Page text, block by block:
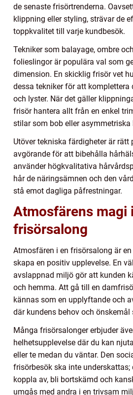
de senaste frisörtrenderna.
klippning eller styling, strävar de
toppkvalitet till varje kundbesök.
Tekniker som balayage, ombre
folieslingor är populära val som
dimension. En skicklig frisör vet
dessa tekniker för att
och lyster. När det gäller
frisör hantera allt från en enkel
stilar som bob eller asymmetriska
Utöver tekniska färdigheter är rätt
avgörande för att bibehålla
använder högkvalitativa
hår de näringsämnen och den
stå emot dagliga påfrestningar.
Atmosfärens magi
frisörsalong
Atmosfären i en frisörsalong är
skapa en positiv upplevelse. En
avslappnad miljö gör att kunden
och hemma. Att gå till en
kännas som en upplyftande och
där kundens behov och önskemål
Många frisörsalonger erbjuder
helhetsupplevelse där du kan
eller te medan du väntar. Den
frisörbesök ska inte
koppla av, bli bortskämd och
umgås med andra i en trivsam